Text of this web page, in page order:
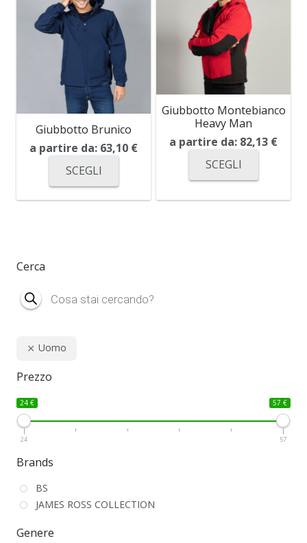
Giubbotto Brunico
a partire da: 63,10 €
SCEGLI
Giubbotto Montebianco
Heavy Man
a partire da: 82,13 €
SCEGLI
Cerca
Products
search
Uomo
Prezzo
24 € 57 €
24 57
Brands
BS
JAMES ROSS COLLECTION
Genere